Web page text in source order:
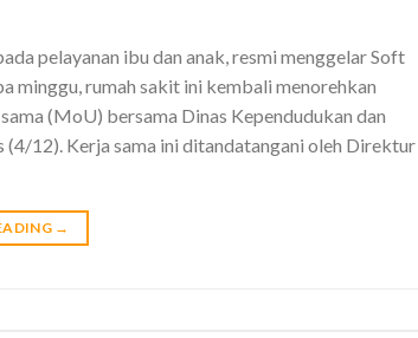
pelayanan ibu dan anak, resmi menggelar Soft
minggu, rumah sakit ini kembali menorehkan
(MoU) bersama Dinas Kependudukan dan
12). Kerja sama ini ditandatangani oleh Direktur
→